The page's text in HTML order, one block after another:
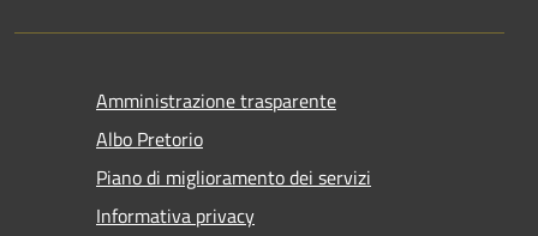
Amministrazione trasparente
Albo Pretorio
Piano di miglioramento dei servizi
Informativa privacy